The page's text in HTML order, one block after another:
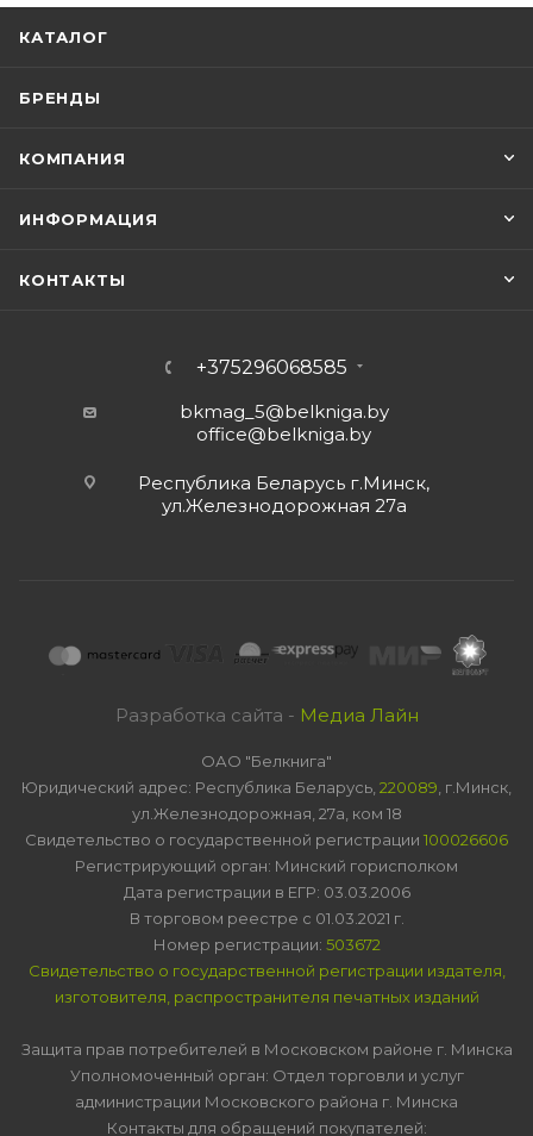
КАТАЛОГ
БРЕНДЫ
КОМПАНИЯ
ИНФОРМАЦИЯ
КОНТАКТЫ
+375296068585
bkmag_5@belkniga.by
office@belkniga.by
Республика Беларусь г.Минск,
ул.Железнодорожная 27а
Разработка сайта - Медиа Лайн
ОАО "Белкнига"
Юридический адрес: Республика Беларусь, 220089 , г.Минск,
ул.Железнодорожная, 27а, ком 18
Свидетельство о государственной регистрации 100026606
Регистрирующий орган: Минский горисполком
Дата регистрации в ЕГР: 03.03.2006
В торговом реестре с 01.03.2021 г.
Номер регистрации: 503672
Свидетельство о государственной регистрации издателя,
изготовителя, распространителя печатных изданий
Защита прав потребителей в Московском районе г. Минска
Уполномоченный орган: Отдел торговли и услуг
администрации Московского района г. Минска
Контакты для обращений покупателей: